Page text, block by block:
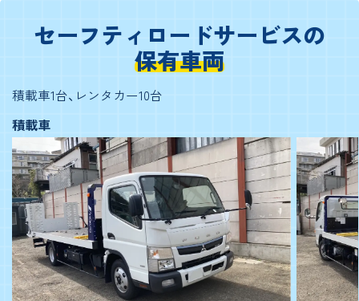
セーフティロードサービスの
保有車両
積載車1台、レンタカー10台
積載車